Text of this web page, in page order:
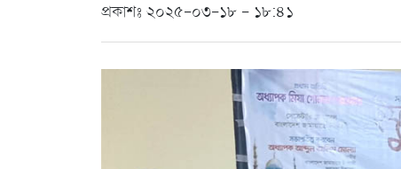
প্রকাশঃ ২০২৫-০৩-১৮ - ১৮:৪১